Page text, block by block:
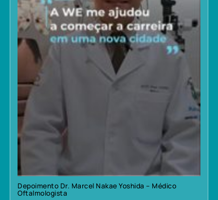
Depoimento Dr. Marcel Nakae Yoshida – Médico
Oftalmologista